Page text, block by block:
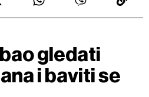
gledati
i baviti se